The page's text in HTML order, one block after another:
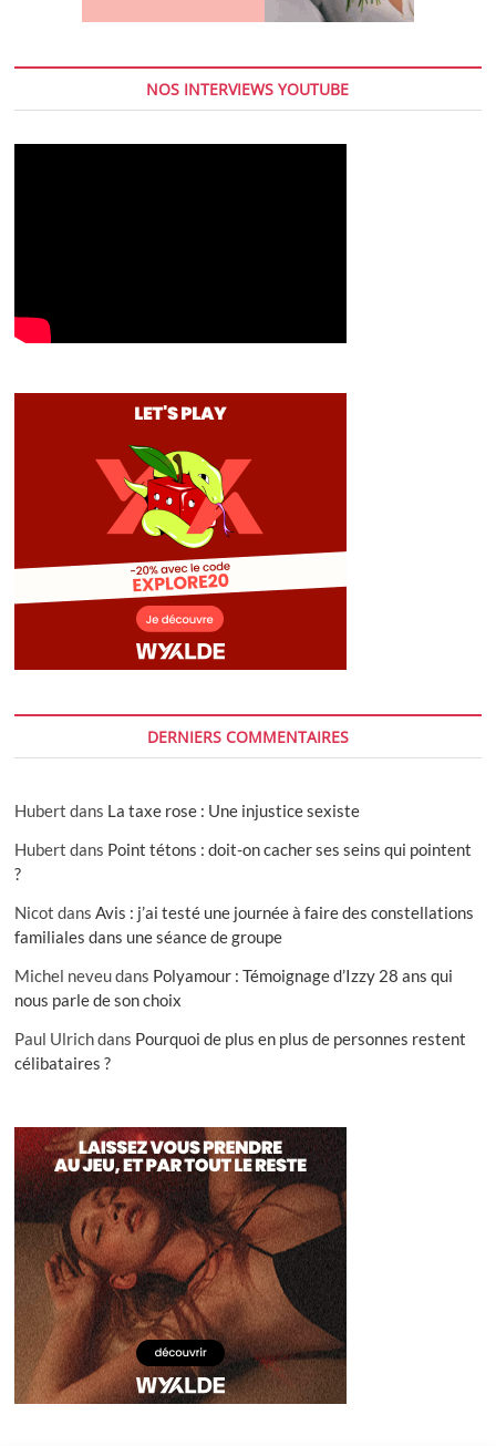
NOS INTERVIEWS YOUTUBE
DERNIERS COMMENTAIRES
Hubert dans La taxe rose : Une injustice sexiste
Hubert dans Point tétons : doit-on cacher ses seins qui pointent
?
Nicot dansAvis : j’ai testé une journée à faire des constellations
familiales dans une séance de groupe
Michel neveudans Polyamour : Témoignage d’Izzy 28 ans qui
nous parle de son choix
Paul Ulrichdans Pourquoi de plus en plus de personnes restent
célibataires ?